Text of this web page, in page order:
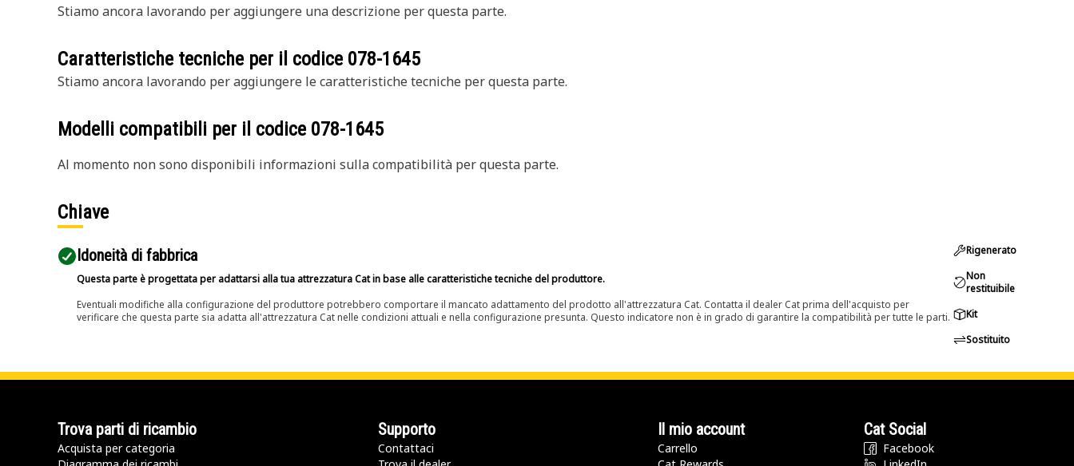
Stiamo ancora lavorando per aggiungere una descrizione per questa parte.
Caratteristiche tecniche per il codice 078-1645
Stiamo ancora lavorando per aggiungere le caratteristiche tecniche per questa parte.
Modelli compatibili per il codice 078-1645
Al momento non sono disponibili informazioni sulla compatibilità per questa parte.
Chiave
Idoneità di fabbrica
Questa parte è progettata per adattarsi alla tua attrezzatura Cat in base alle caratteristiche tecniche del produttore.
Eventuali modifiche alla configurazione del produttore potrebbero comportare il mancato adattamento del prodotto all'attrezzatura Cat. Contatta il dealer Cat prima dell'acquisto per
verificare che questa parte sia adatta all'attrezzatura Cat nelle condizioni attuali e nella configurazione presunta. Questo indicatore non è in grado di garantire la compatibilità per tutte le parti.
Rigenerato
Non
restituibile
Kit
Sostituito
Trova parti di ricambio
Acquista per categoria
Supporto
Contattaci
Il mio account
Carrello
Cat Social
Facebook